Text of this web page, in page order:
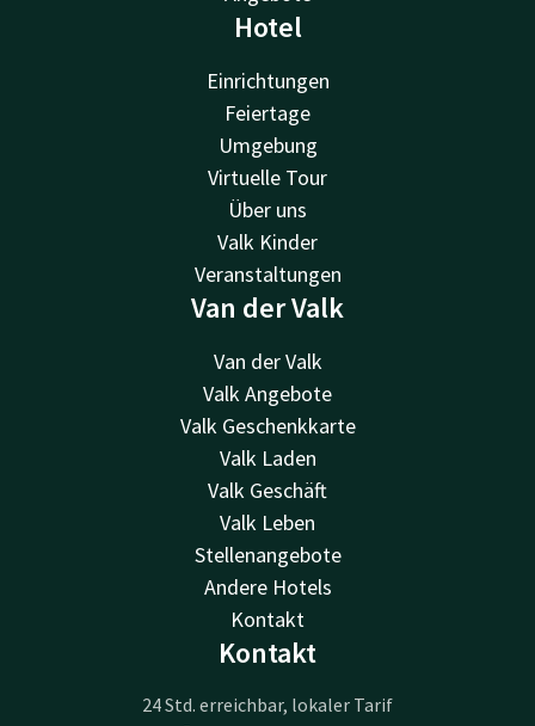
Hotel
Einrichtungen
Feiertage
Umgebung
Virtuelle Tour
Über uns
Valk Kinder
Veranstaltungen
Van der Valk
Van der Valk
Valk Angebote
Valk Geschenkkarte
Valk Laden
Valk Geschäft
Valk Leben
Stellenangebote
Andere Hotels
Kontakt
Kontakt
24 Std. erreichbar, lokaler Tarif